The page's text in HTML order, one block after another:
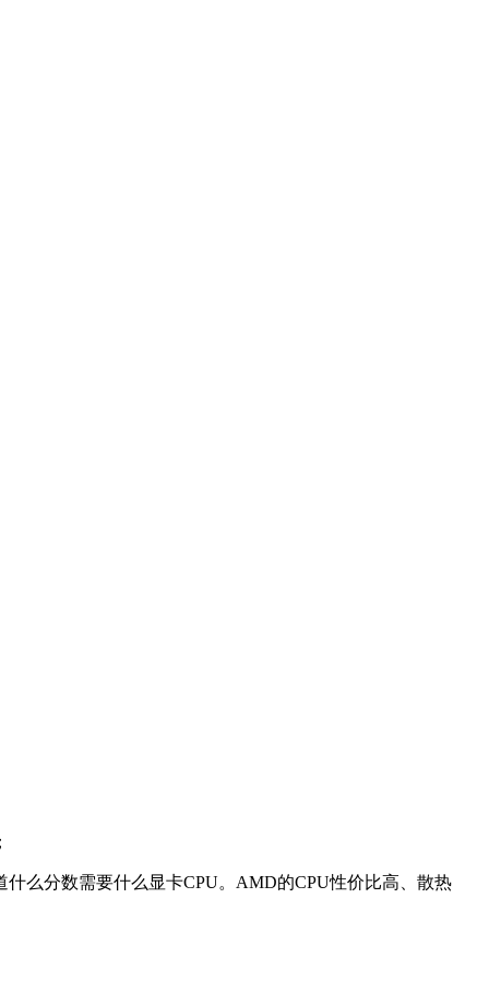
么分数需要什么显卡CPU。AMD的CPU性价比高、散热